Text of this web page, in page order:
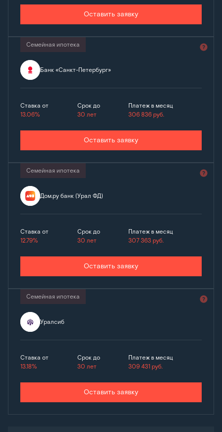
Оставить заявку
Семейная ипотека
Банк «Санкт-Петербург»
Ставка от
13.06%
Срок до
30 лет
Платеж в месяц
306 836руб.
Оставить заявку
Семейная ипотека
Дом.ру банк (Урал ФД)
Ставка от
12.79%
Срок до
30 лет
Платеж в месяц
307 363руб.
Оставить заявку
Семейная ипотека
Уралсиб
Ставка от
13.18%
Срок до
30 лет
Платеж в месяц
309 431руб.
Оставить заявку